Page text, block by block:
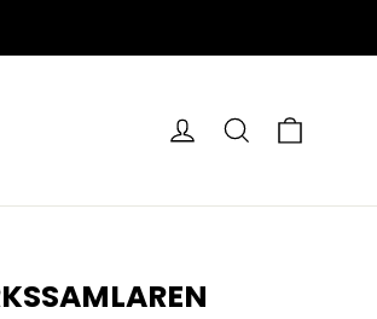
LOGGA IN
SÖK PÅ